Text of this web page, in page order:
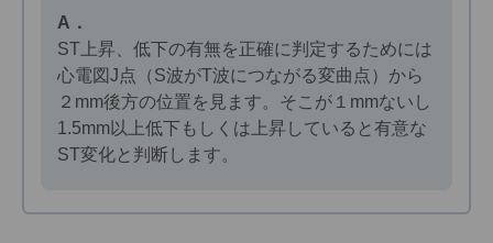
A．
ST上昇、低下の有無を正確に判定するためには
心電図J点（S波がT波につながる変曲点）から
２mm後方の位置を見ます。そこが１mmないし
1.5mm以上低下もしくは上昇していると有意な
ST変化と判断します。